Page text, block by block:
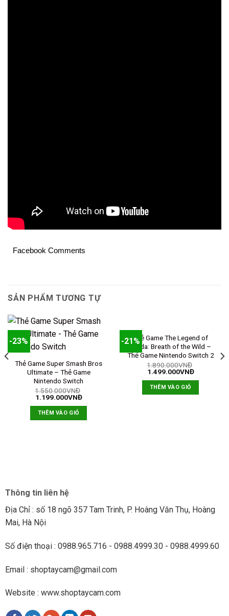
Facebook Comments
SẢN PHẨM TƯƠNG TỰ
-23%
Thẻ Game Super Smash Bros
Ultimate – Thẻ Game
Nintendo Switch
1.550.000VNĐ
1.199.000VNĐ
THÊM VÀO GIỎ
-21%Thẻ Game The Legend of
Zelda: Breath of the Wild –
Thẻ Game Nintendo Switch 2
1.890.000VNĐ
1.499.000VNĐ
THÊM VÀO GIỎ
Thông tin liên hệ
Địa Chỉ : số 18 ngõ 357 Tam Trinh, P. Hoàng Văn Thụ, Hoàng
Mai, Hà Nội
Số điện thoại : 0988.965.716 - 0988.4999.30 - 0988.4999.60
Email : shoptaycam@gmail.com
Website : www.shoptaycam.com